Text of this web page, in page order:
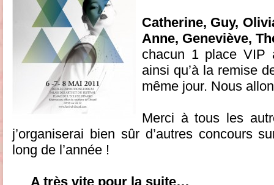
Catherine, Guy,
Anne, Geneviève,
chacun 1 place VIP
ainsi qu’à la remise
même jour. Nous
Merci à tous les
j’organiserai bien sûr d’autres concours
long de l’année !
A très vite pour la suite…